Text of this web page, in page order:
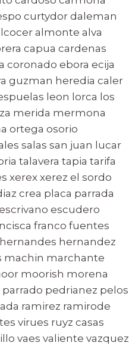
curtydor daleman
almonte alva
capua cardenas
coronado ebora ecija
guzman heredia caler
leon lorca los
merida mermona
ortega osorio
salas san juan lucar
talavera tapia tarifa
xerex xerez el sordo
crea placa parrada
escudero
franco fuentes
hernandez
machin marchante
moorish morena
pedrianez pelos
ramirez ramirode
virues ruyz casas
vaes valiente vazquez